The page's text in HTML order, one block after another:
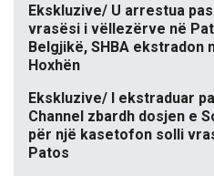
Ekskluzive/ U arrestua
vrasësi i vëllezërve në
Belgjikë, SHBA ekstradon
Hoxhën
Ekskluzive/ I ekstraduar
Channel zbardh dosjen e
për një kasetofon solli
Patos